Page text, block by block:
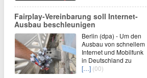
Fairplay-Vereinbarung soll Internet-
Ausbau beschleunigen
Berlin (dpa) - Um den
Ausbau von schnellem
Internet und Mobilfunk
in Deutschland zu
[…] (00)